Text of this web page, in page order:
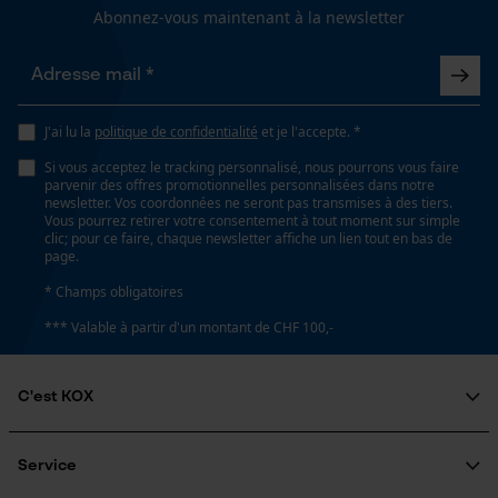
Optique/motif
Spécifications techniques
Lubrification automatique de la chaîne
Non
Propriété
Doux, Confortable, Réchauffant, élastique, régulant
Fonction de hachage
Abonnez-vous maintenant à la newsletter
J'ai lu la politique de confidentialité et je l'accepte. *
Si vous acceptez le tracking personnalisé, nous pourrons vous faire
parvenir des offres promotionnelles personnalisées dans notre
newsletter. Vos coordonnées ne seront pas transmises à des tiers.
Vous pourrez retirer votre consentement à tout moment sur simple
clic; pour ce faire, chaque newsletter affiche un lien tout en bas de
page.
* Champs obligatoires
*** Valable à partir d'un montant de CHF 100,-
C'est KOX
Engagement social
Service
Cookies statistiques
Econda Analytics